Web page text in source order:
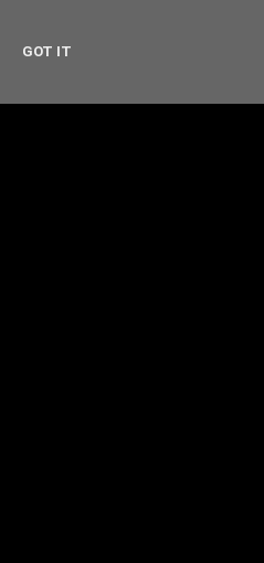
GOT IT